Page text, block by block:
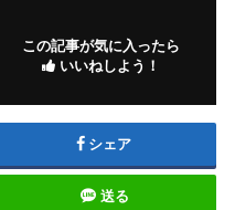
この記事が気に入ったら
いいねしよう！
シェア
送る